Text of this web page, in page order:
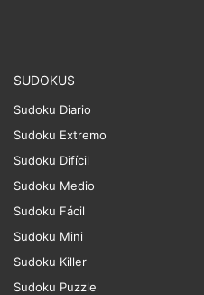
SUDOKUS
Sudoku Diario
Sudoku Extremo
Sudoku Difícil
Sudoku Medio
Sudoku Fácil
Sudoku Mini
Sudoku Killer
Sudoku Puzzle